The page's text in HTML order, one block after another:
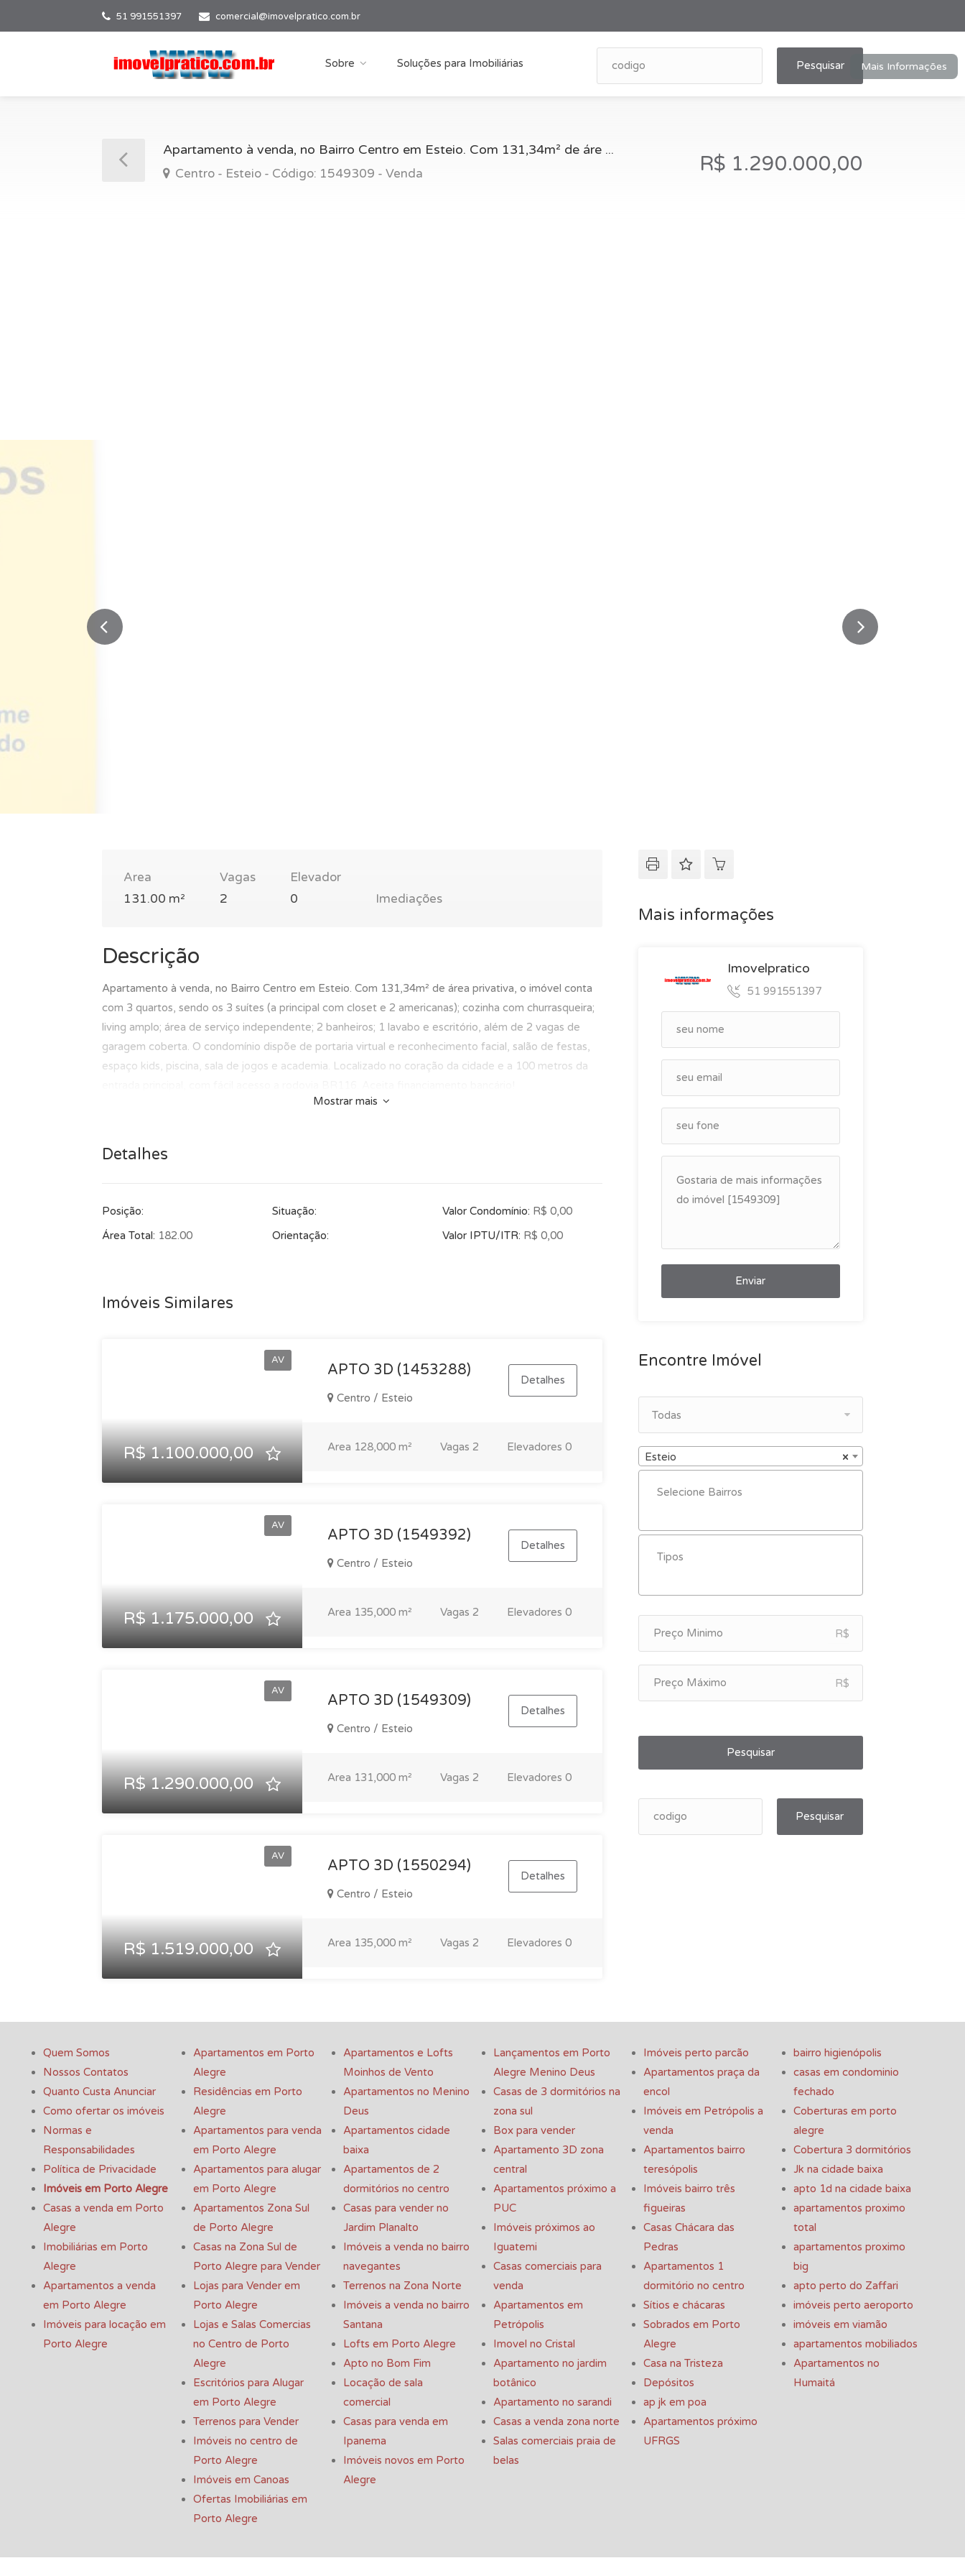
51 991551397 comercial@imovelpratico.com.br
Sobre Soluções para Imobiliárias Pesquisar
Apartamento à venda, no Bairro Centro em Esteio. Com 131,34m² de áre ...
Centro - Esteio - Código: 1549309 - Venda R$ 1.290.000,00
Area
131.00 m²
Vagas
2
Elevador
0
Imediações
Descrição
Apartamento à venda, no Bairro Centro em Esteio. Com 131,34m² de área privativa, o imóvel conta
com 3 quartos, sendo os 3 suítes (a principal com closet e 2 americanas); cozinha com churrasqueira;
living amplo; área de serviço independente; 2 banheiros; 1 lavabo e escritório, além de 2 vagas de
garagem coberta. O condomínio dispõe de portaria virtual e reconhecimento facial, salão de festas,
espaço kids, piscina, sala de jogos e academia. Localizado no coração da cidade e a 100 metros da
Mostrar mais
Detalhes
Posição:
Área Total: 182.00
Situação:
Orientação:
Valor Condomínio: R$ 0,00
Valor IPTU/ITR: R$ 0,00
Imóveis Similares
AV
R$ 1.100.000,00
APTO 3D (1453288)
Centro / Esteio
Detalhes
Area 128,000 m² Vagas 2 Elevadores 0
AV
R$ 1.175.000,00
APTO 3D (1549392)
Centro / Esteio
Detalhes
Area 135,000 m² Vagas 2 Elevadores 0
AV
R$ 1.290.000,00
APTO 3D (1549309)
Centro / Esteio
Detalhes
Area 131,000 m² Vagas 2 Elevadores 0
AV
R$ 1.519.000,00
APTO 3D (1550294)
Centro / Esteio
Detalhes
Area 135,000 m² Vagas 2 Elevadores 0
Mais informações
Imovelpratico
51 991551397
Enviar
Encontre Imóvel
Todas
×
Esteio
R$
R$
Pesquisar
Pesquisar
Quem Somos
Nossos Contatos
Quanto Custa Anunciar
Como ofertar os imóveis
Normas e
Responsabilidades
Política de Privacidade
Imóveis em Porto Alegre
Casas a venda em Porto
Alegre
Imobiliárias em Porto
Alegre
Apartamentos a venda
em Porto Alegre
Imóveis para locação em
Porto Alegre
Apartamentos em Porto
Alegre
Residências em Porto
Alegre
Apartamentos para venda
em Porto Alegre
Apartamentos para alugar
em Porto Alegre
Apartamentos Zona Sul
de Porto Alegre
Casas na Zona Sul de
Porto Alegre para Vender
Lojas para Vender em
Porto Alegre
Lojas e Salas Comercias
no Centro de Porto
Alegre
Escritórios para Alugar
em Porto Alegre
Terrenos para Vender
Imóveis no centro de
Porto Alegre
Imóveis em Canoas
Ofertas Imobiliárias em
Porto Alegre
Apartamentos e Lofts
Moinhos de Vento
Apartamentos no Menino
Deus
Apartamentos cidade
baixa
Apartamentos de 2
dormitórios no centro
Casas para vender no
Jardim Planalto
Imóveis a venda no bairro
navegantes
Terrenos na Zona Norte
Imóveis a venda no bairro
Santana
Lofts em Porto Alegre
Apto no Bom Fim
Locação de sala
comercial
Casas para venda em
Ipanema
Imóveis novos em Porto
Alegre
Lançamentos em Porto
Alegre Menino Deus
Casas de 3 dormitórios na
zona sul
Box para vender
Apartamento 3D zona
central
Apartamentos próximo a
PUC
Imóveis próximos ao
Iguatemi
Casas comerciais para
venda
Apartamentos em
Petrópolis
Imovel no Cristal
Apartamento no jardim
botânico
Apartamento no sarandi
Casas a venda zona norte
Salas comerciais praia de
belas
Imóveis perto parcão
Apartamentos praça da
encol
Imóveis em Petrópolis a
venda
Apartamentos bairro
teresópolis
Imóveis bairro três
figueiras
Casas Chácara das
Pedras
Apartamentos 1
dormitório no centro
Sítios e chácaras
Sobrados em Porto
Alegre
Casa na Tristeza
Depósitos
ap jk em poa
Apartamentos próximo
UFRGS
bairro higienópolis
casas em condominio
fechado
Coberturas em porto
alegre
Cobertura 3 dormitórios
Jk na cidade baixa
apto 1d na cidade baixa
apartamentos proximo
total
apartamentos proximo
big
apto perto do Zaffari
imóveis perto aeroporto
imóveis em viamão
apartamentos mobiliados
Apartamentos no
Humaitá
Mais Informações